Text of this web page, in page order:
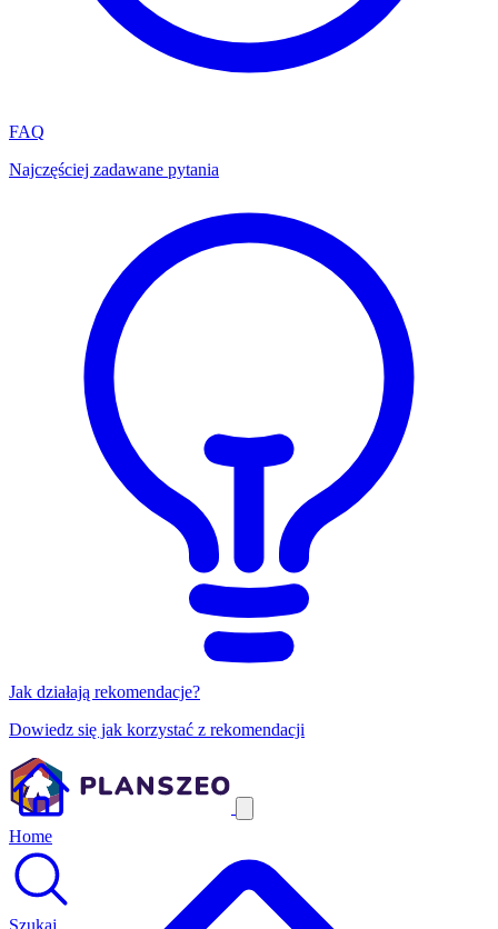
FAQ
Najczęściej zadawane pytania
Jak działają rekomendacje?
Dowiedz się jak korzystać z rekomendacji
Home
Szukaj